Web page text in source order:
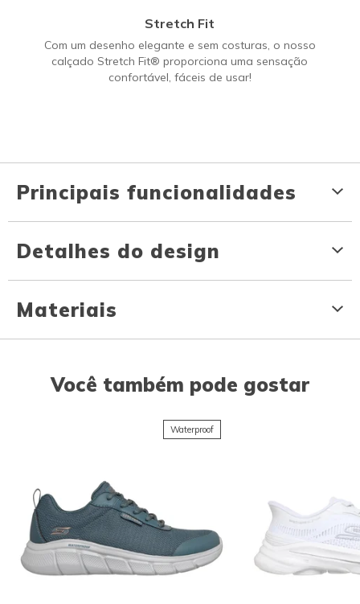
Stretch Fit
Com um desenho elegante e sem costuras, o nosso
calçado Stretch Fit® proporciona uma sensação
confortável, fáceis de usar!
Principais funcionalidades
Detalhes do design
Materiais
Você também pode gostar
Waterproof